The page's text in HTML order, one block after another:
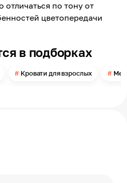
высоты матраса
отличаться по тону от
цветопередачи
в подборках
Кровати для взрослых